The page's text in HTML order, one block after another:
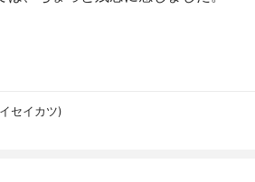
セイカツ)